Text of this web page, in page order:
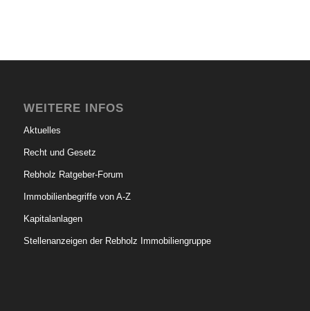
WEITERE INFOS
Aktuelles
Recht und Gesetz
Rebholz Ratgeber-Forum
Immobilienbegriffe von A-Z
Kapitalanlagen
Stellenanzeigen der Rebholz Immobiliengruppe